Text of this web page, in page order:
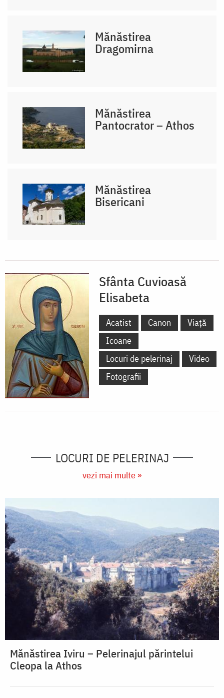
Mănăstirea
Dragomirna
Mănăstirea
Pantocrator – Athos
Mănăstirea
Bisericani
Sfânta Cuvioasă
Elisabeta
Acatist Canon
Viață
Icoane
Locuri de pelerinaj
Video
Fotografii
LOCURI DE PELERINAJ
vezi mai multe »
Mănăstirea Iviru – Pelerinajul părintelui
Cleopa la Athos